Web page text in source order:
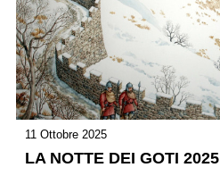
11 Ottobre 2025
LA NOTTE DEI GOTI 2025